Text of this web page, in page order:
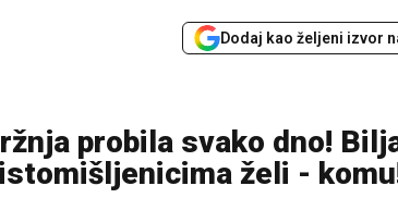
Dodaj kao željeni izvor
probila svako dno!
želi -